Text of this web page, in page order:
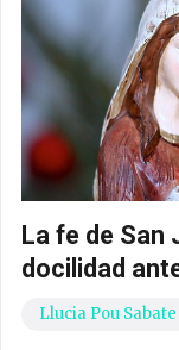
La fe de San
docilidad
Llucia Pou Sabate